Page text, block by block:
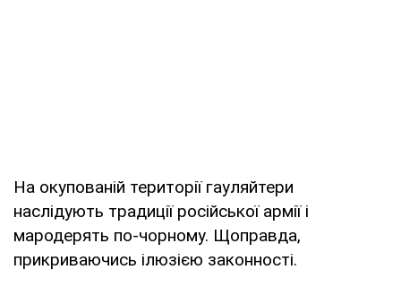
На окупованій території гауляйтери
наслідують традиції російської армії і
мародерять по-чорному. Щоправда,
прикриваючись ілюзією законності.